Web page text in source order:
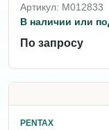
Артикул: M012833
В наличии или
По запросу
PENTAX